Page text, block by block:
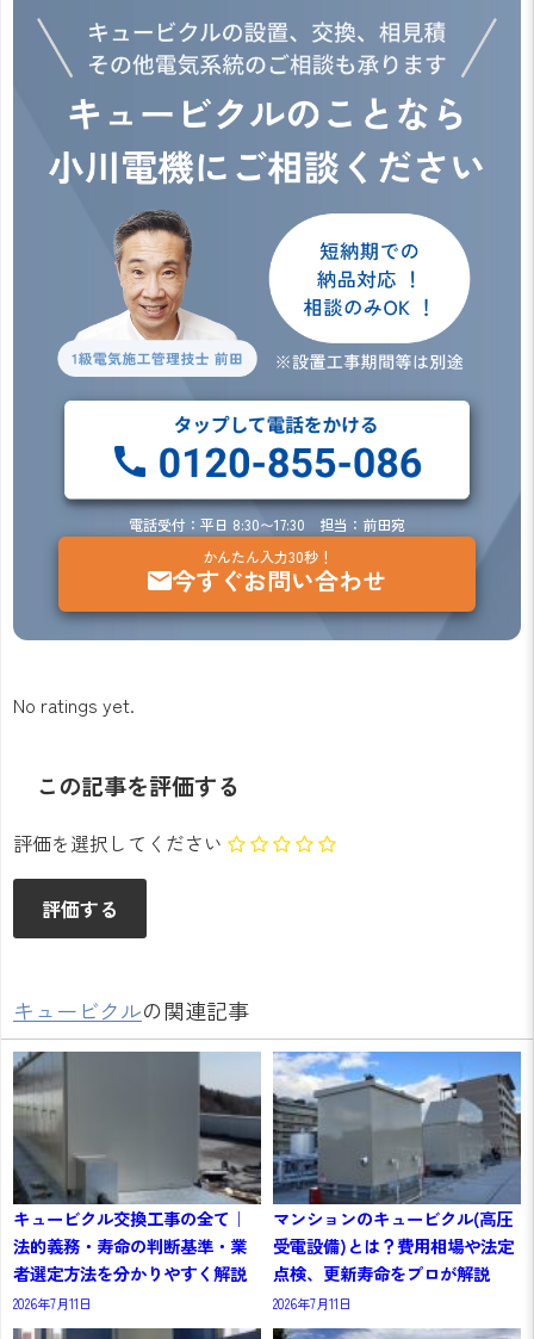
電話受付：平日 8:30〜17:30 担当：前田宛
かんたん入力30秒！
今すぐお問い合わせ
No ratings yet.
この記事を評価する
評価を選択してください
キュービクルの関連記事
キュービクル交換工事の全て｜
法的義務・寿命の判断基準・業
者選定方法を分かりやすく解説
2026年7月11日
マンションのキュービクル(高圧
受電設備)とは？費用相場や法定
点検、更新寿命をプロが解説
2026年7月11日